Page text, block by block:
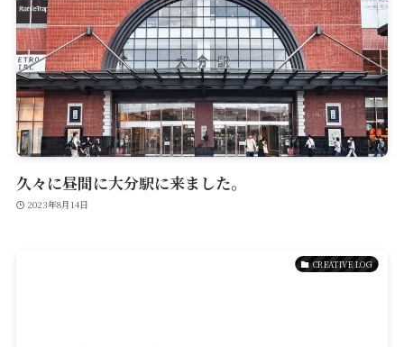
Service
Reservation
公式アプリ
久々に昼間に大分駅に来ました。
2023年8月14日
CREATIVE LOG